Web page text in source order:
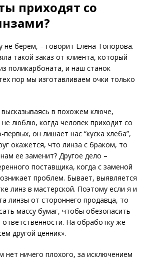
приходят со
не берем, – говорит Елена Топорова.
такой заказ от клиента, который
поликарбоната, и наш станок
пор мы изготавливаем очки только
в похожем ключе,
люблю, когда человек приходит со
он лишает нас “куска хлеба”,
окажется, что линза с браком, то
ее заменит? Другое дело –
поставщика, когда с заменой
проблем. Бывает, выявляется
линз в мастерской. Поэтому если я и
линзы от стороннего продавца, то
массу бумаг, чтобы обезопасить
На обработку же
другой ценник».
нет ничего плохого, за исключением